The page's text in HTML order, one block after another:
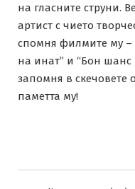
на гласните струни.
артист с чието
спомня филмите му –
на инат” и “Бон шанс
запомня в скечовете
паметта му!